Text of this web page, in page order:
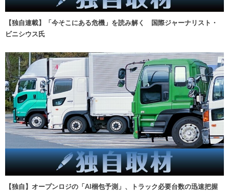
【独自連載】「今そこにある危機」を読み解く 国際ジャーナリスト・
ビニシウス氏
【独自】オープンロジの「AI梱包予測」、トラック必要台数の迅速把握